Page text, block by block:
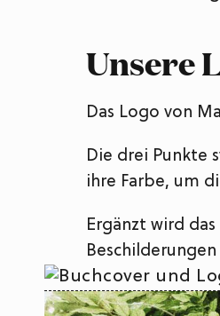
Unsere
Das Logo von
Die drei Punkte
ihre Farbe, um
Ergänzt wird